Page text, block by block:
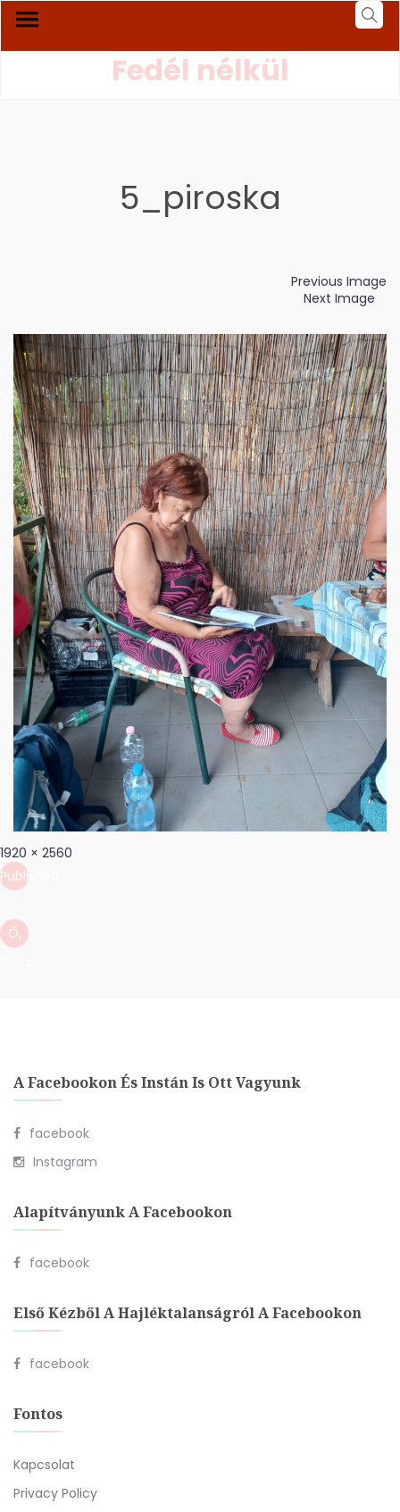
Fedél nélkül
5_piroska
Previous Image
Next Image
Full
size
1920 × 2560
Bejegyzés
navigáció
Published
Ó,
A Facebookon És Instán Is Ott Vagyunk
facebook
Instagram
Alapítványunk A Facebookon
facebook
Első Kézből A Hajléktalanságról A Facebookon
facebook
Fontos
Kapcsolat
Privacy Policy